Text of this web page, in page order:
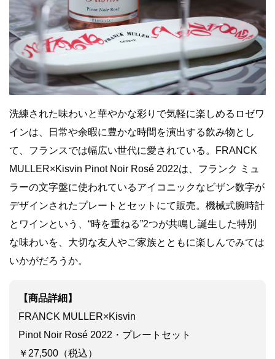
洗練された味わいと華やかな彩りで気軽に楽しめるロゼワ
インは、日常や余暇に豊かな時間を演出する飲み物とし
て、フランスでは幅広い世代に愛されている。FRANCK
MULLER×Kisvin Pinot Noir Rosé 2022は、フランク ミュ
ラーの文字盤に使われているアイコニックなビザン数字が
デザインされたプレートとセットにて販売。機械式腕時計
とワインという、“時を重ねる”2つが共鳴し誕生した特別
な味わいを、大切な友人やご家族とともに楽しんでみては
いかがだろうか。
【商品詳細】
FRANCK MULLER×Kisvin
Pinot Noir Rosé 2022・プレートセット
￥27,500（税込）